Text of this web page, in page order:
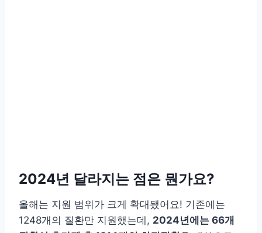
2024년 달라지는 점은 뭔가요?
올해는 지원 범위가 크게 확대됐어요! 기존에는
1248개의 질환만 지원했는데, 2024년에는 66개